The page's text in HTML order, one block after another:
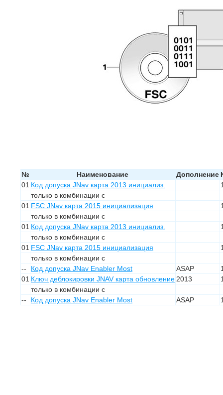
№ Наименование Дополнение
01 Код допуска JNav карта 2013 инициализ.
только в комбинации с
01 FSC JNav карта 2015 инициализация
только в комбинации с
01 Код допуска JNav карта 2013 инициализ.
только в комбинации с
01 FSC JNav карта 2015 инициализация
только в комбинации с
--
Код допуска JNav Enabler Most ASAP
01 Ключ деблокировки JNAV карта обновление 2013
только в комбинации с
--
Код допуска JNav Enabler Most ASAP